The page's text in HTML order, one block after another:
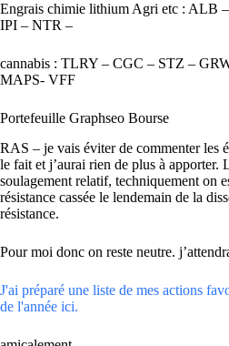
Engrais chimie lithium Agri etc : ALB
IPI – NTR –
cannabis : TLRY – CGC – STZ –
MAPS- VFF
Portefeuille Graphseo Bourse
RAS – je vais éviter de commenter les
le fait et j’aurai rien de plus à apporter.
soulagement relatif, techniquement on
résistance cassée le lendemain de la
résistance.
Pour moi donc on reste neutre.
J'ai préparé une liste de mes actions
de l'année ici.